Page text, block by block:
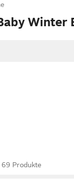
Winter
69 Produkte